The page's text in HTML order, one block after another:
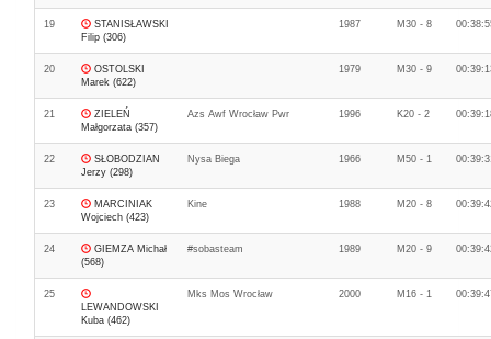
19
STANISŁAWSKI
Filip (306)
1987 M30 - 8
20
OSTOLSKI
Marek (622)
1979 M30 - 9
21
ZIELEŃ
Małgorzata (357)
Azs Awf Wrocław Pwr 1996 K20 - 2
22
SŁOBODZIAN
Jerzy (298)
Nysa Biega 1966 M50 - 1
23
MARCINIAK
Wojciech (423)
Kine 1988 M20 - 8
24
GIEMZA Michał
(568)
#sobasteam 1989 M20 - 9
25
LEWANDOWSKI
Kuba (462)
Mks Mos Wrocław 2000 M16 - 1